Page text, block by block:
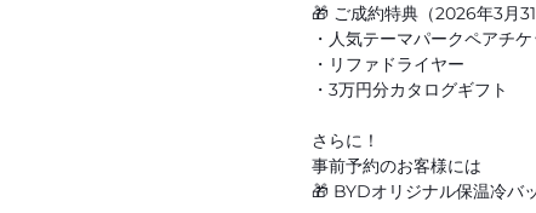
🎁 ご成約特典（2026年3月31
・人気テーマパークペアチケ
・リファドライヤー
・3万円分カタログギフト
さらに！
事前予約のお客様には
🎁 BYDオリジナル保温冷バ